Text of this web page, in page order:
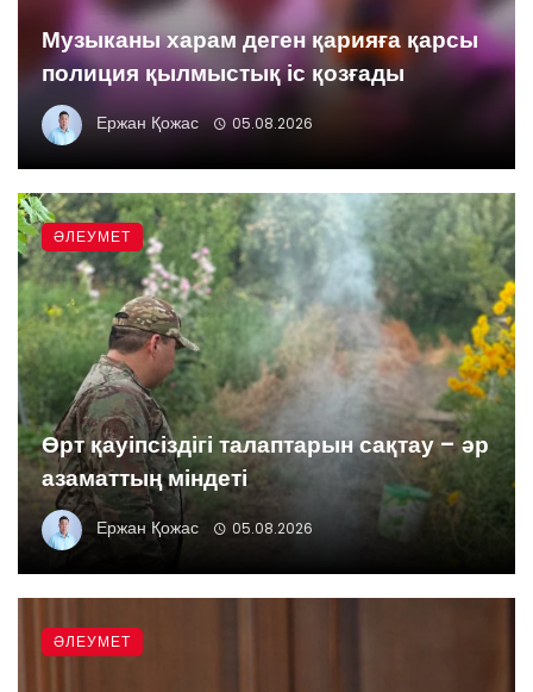
Музыканы харам деген қарияға қарсы
полиция қылмыстық іс қозғады
Ержан Қожас 05.08.2026
Өрт қауіпсіздігі талаптарын сақтау – әр
азаматтың міндеті
Ержан Қожас 05.08.2026
ӘЛЕУМЕТ
ӘЛЕУМЕТ